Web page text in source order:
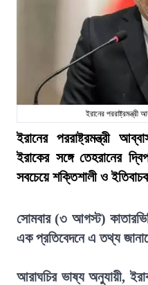
ইরানের
ইরানের পররাষ্ট্রমন্ত্রী
ইরাকের সঙ্গে তেহরানের
সবচেয়ে শক্তিশালী ও
সোমবার (৩ আগস্ট)
এক প্রতিবেদনে এ তথ্য
আরাঘচির ভাষ্য অনুযায়ী,